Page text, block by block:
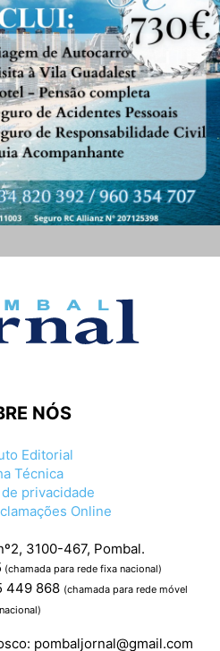
NÓS
Editorial
Técnica
privacidade
Online
3100-467, Pombal.
(chamada para rede fixa nacional)
449 868 (chamada para rede móvel
nacional)
pombaljornal@gmail.com